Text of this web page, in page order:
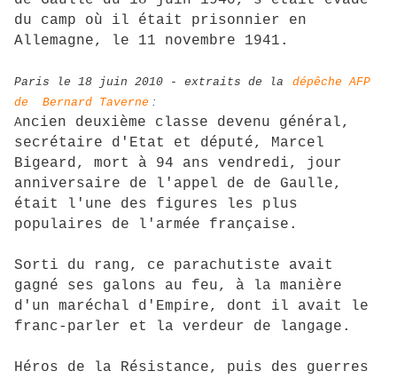
du camp où il était prisonnier en
Allemagne, le 11 novembre 1941.
Paris le 18 juin 2010 - extraits de la
dépêche AFP
de Bernard Taverne :
Ancien deuxième classe devenu général,
secrétaire d'Etat et député, Marcel
Bigeard, mort à 94 ans vendredi, jour
anniversaire de l'appel de de Gaulle,
était l'une des figures les plus
populaires de l'armée française.
Sorti du rang, ce parachutiste avait
gagné ses galons au feu, à la manière
d'un maréchal d'Empire, dont il avait le
franc-parler et la verdeur de langage.
Héros de la Résistance, puis des guerres